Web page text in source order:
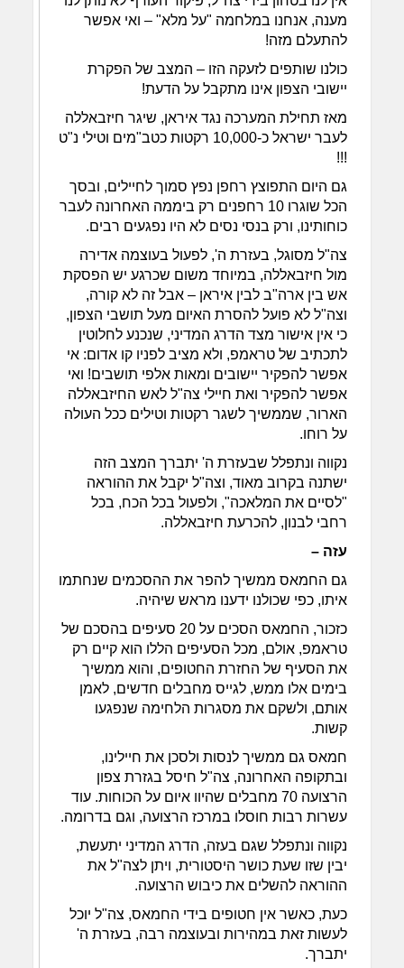
מענה, אנחנו במלחמה "על מלא" – ואי אפשר
להתעלם מזה!
כולנו שותפים לזעקה הזו – המצב של הפקרת
יישובי הצפון אינו מתקבל על הדעת!
מאז תחילת המערכה נגד איראן, שיגר חיזבאללה
לעבר ישראל כ-10,000 רקטות כטב"מים וטילי נ"ט
!!!
גם היום התפוצץ רחפן נפץ סמוך לחיילים, ובסך
הכל שוגרו 10 רחפנים רק ביממה האחרונה לעבר
כוחותינו, ורק בנסי נסים לא היו נפגעים רבים.
צה"ל מסוגל, בעזרת ה', לפעול בעוצמה אדירה
מול חיזבאללה, במיוחד משום שכרגע יש הפסקת
אש בין ארה"ב לבין איראן – אבל זה לא קורה,
וצה"ל לא פועל להסרת האיום מעל תושבי הצפון,
כי אין אישור מצד הדרג המדיני, שנכנע לחלוטין
לתכתיב של טראמפ, ולא מציב לפניו קו אדום: אי
אפשר להפקיר יישובים ומאות אלפי תושבים! ואי
אפשר להפקיר ואת חיילי צה"ל לאש החיזבאללה
הארור, שממשיך לשגר רקטות וטילים ככל העולה
על רוחו.
נקווה ונתפלל שבעזרת ה' יתברך המצב הזה
ישתנה בקרוב מאוד, וצה"ל יקבל את ההוראה
"לסיים את המלאכה", ולפעול בכל הכח, בכל
רחבי לבנון, להכרעת חיזבאללה.
עזה –
גם החמאס ממשיך להפר את ההסכמים שנחתמו
איתו, כפי שכולנו ידענו מראש שיהיה.
כזכור, החמאס הסכים על 20 סעיפים בהסכם של
טראמפ, אולם, מכל הסעיפים הללו הוא קיים רק
את הסעיף של החזרת החטופים, והוא ממשיך
בימים אלו ממש, לגייס מחבלים חדשים, לאמן
אותם, ולשקם את מסגרות הלחימה שנפגעו
קשות.
חמאס גם ממשיך לנסות ולסכן את חיילינו,
ובתקופה האחרונה, צה"ל חיסל בגזרת צפון
הרצועה 70 מחבלים שהיוו איום על הכוחות. עוד
עשרות רבות חוסלו במרכז הרצועה, וגם בדרומה.
נקווה ונתפלל שגם בעזה, הדרג המדיני יתעשת,
יבין שזו שעת כושר היסטורית, ויתן לצה"ל את
ההוראה להשלים את כיבוש הרצועה.
כעת, כאשר אין חטופים בידי החמאס, צה"ל יוכל
לעשות זאת במהירות ובעוצמה רבה, בעזרת ה'
יתברך.